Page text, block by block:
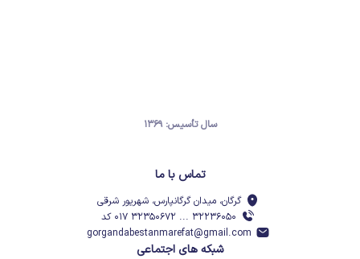
سال تأسیس: ۱۳۶۹
تماس با ما
گرگان، میدان گرگانپارس، شهریور شرقی
۳۲۲۳۶۰۵۰ ... ۳۲۳۵۰۶۷۲ ۰۱۷ کد
gorgandabestanmarefat@gmail.com
شبکه های اجتماعی